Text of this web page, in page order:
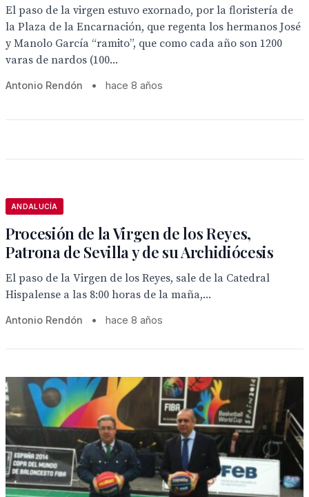
El paso de la virgen estuvo exornado, por la floristería de
la Plaza de la Encarnación, que regenta los hermanos José
y Manolo García “ramito”, que como cada año son 1200
varas de nardos (100...
Antonio Rendón • hace 8 años
ANDALUCÍA
Procesión de la Virgen de los Reyes,
Patrona de Sevilla y de su Archidiócesis
El paso de la Virgen de los Reyes, sale de la Catedral
Hispalense a las 8:00 horas de la maña,...
Antonio Rendón • hace 8 años